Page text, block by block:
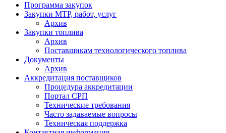
Программа закупок
Закупки МТР, работ, услуг
Архив
Закупки топлива
Архив
Поставщикам технологического топлива
Документы
Архив
Аккредитация поставщиков
Процедура аккредитации
Портал СРП
Технические требования
Часто задаваемые вопросы
Техническая поддержка